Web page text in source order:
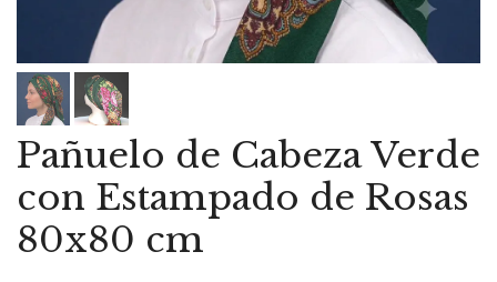
Pañuelo de Cabeza Verde
con Estampado de Rosas
80x80 cm